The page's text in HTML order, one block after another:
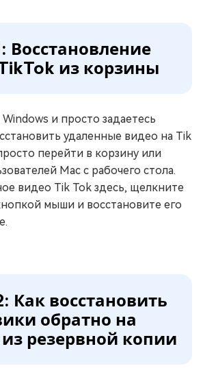
Восстановление
из корзины
и просто задаетесь
удаленные видео на Tik
перейти в корзину или
Mac с рабочего стола.
видео Tik Tok здесь, щелкните
мыши и восстановите его
Как восстановить
обратно на
резервной копии